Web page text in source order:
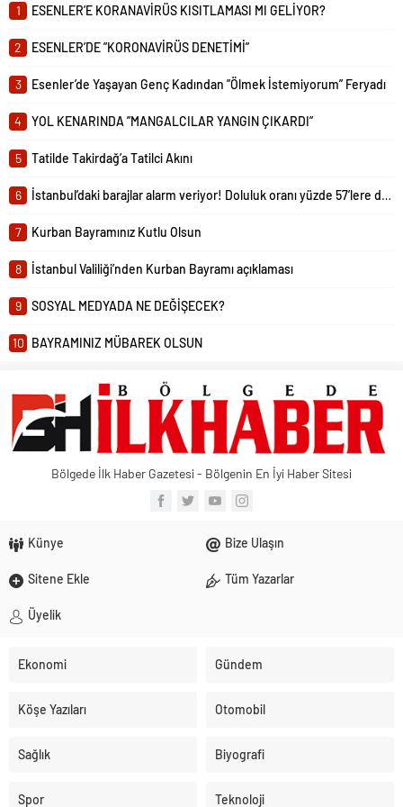
tedbirler arasında, bayramlaşmanın
1 ESENLER’E KORANAVİRÜS KISITLAMASI MI GELİYOR?
2 ESENLER’DE ”KORONAVİRÜS DENETİMİ”
3 Esenler’de Yaşayan Genç Kadından ”Ölmek İstemiyorum” Feryadı
4 YOL KENARINDA ”MANGALCILAR YANGIN ÇIKARDI”
5 Tatilde Takirdağ’a Tatilci Akını
6 İstanbul’daki barajlar alarm veriyor! Doluluk oranı yüzde 57’lere düştü
7 Kurban Bayramınız Kutlu Olsun
8 İstanbul Valiliği’nden Kurban Bayramı açıklaması
9 SOSYAL MEDYADA NE DEĞİŞECEK?
10 BAYRAMINIZ MÜBAREK OLSUN
Bölgede İlk Haber Gazetesi - Bölgenin En İyi Haber Sitesi
Künye Bize Ulaşın
Sitene Ekle Tüm Yazarlar
Üyelik
Ekonomi Gündem
Köşe Yazıları Otomobil
Sağlık Biyografi
Spor Teknoloji